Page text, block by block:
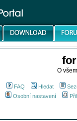
O
FAQ Hledat
Osobní nastavení